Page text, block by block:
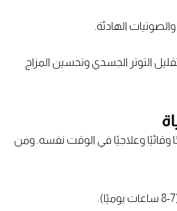
الهادئة.
التوتر الجسدي وتحسين المزاج
وقائيًا وعلاجيًا في الوقت نفسه. ومن